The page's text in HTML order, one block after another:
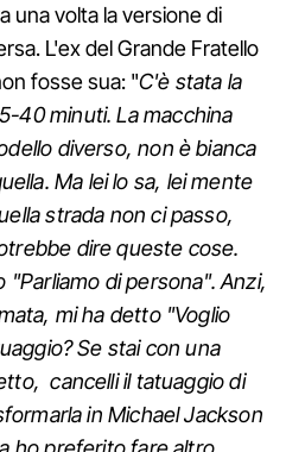
una volta la versione di
L'ex del Grande Fratello
fosse sua: "C'è stata la
40 minuti. La macchina
diverso, non è bianca
Ma lei lo sa, lei mente
strada non ci passo,
dire queste cose.
di persona". Anzi,
mi ha detto "Voglio
Se stai con una
cancelli il tatuaggio di
in Michael Jackson